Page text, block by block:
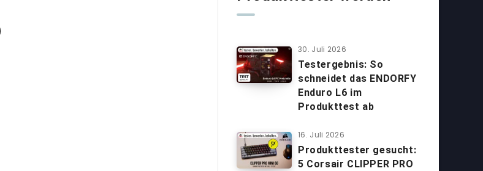
30. Juli 2026
Testergebnis: So
schneidet das ENDORFY
Enduro L6 im
Produkttest ab
16. Juli 2026
Produkttester gesucht:
5 Corsair CLIPPER PRO